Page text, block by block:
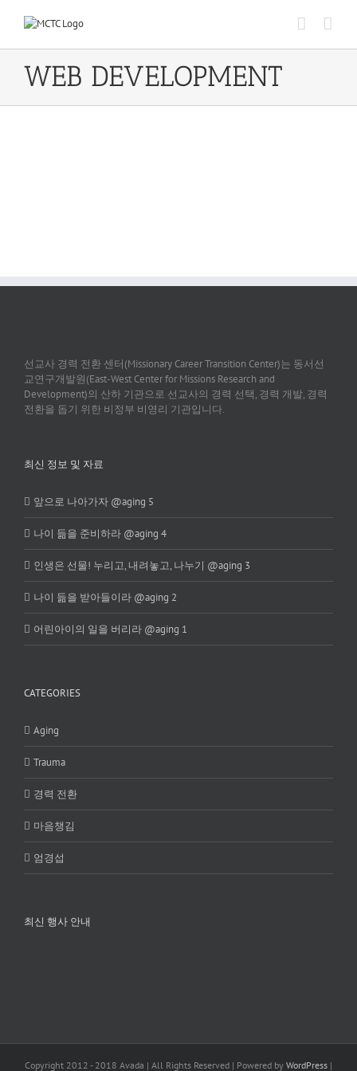
WEB DEVELOPMENT
선교사 경력 전환 센터(Missionary Career Transition Center)는 동서선
교연구개발원(East-West Center for Missions Research and
Development)의 산하 기관으로 선교사의 경력 선택, 경력 개발, 경력
전환을 돕기 위한 비정부 비영리 기관입니다.
최신 정보 및 자료
앞으로 나아가자 @aging 5
나이 듦을 준비하라 @aging 4
인생은 선물! 누리고, 내려놓고, 나누기 @aging 3
나이 듦을 받아들이라 @aging 2
어린아이의 일을 버리라 @aging 1
CATEGORIES
Aging
Trauma
경력 전환
마음챙김
엄경섭
최신 행사 안내
Copyright 2012 - 2018 Avada | All Rights Reserved | Powered by WordPress |